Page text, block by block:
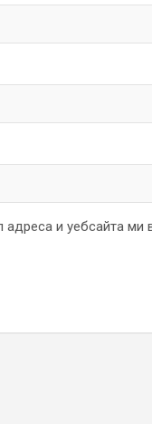
адреса и уебсайта